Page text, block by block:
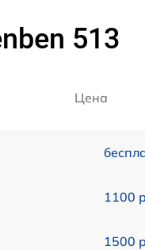
513
Цена
1100 р
1500 р